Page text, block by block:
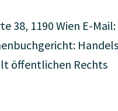
38, 1190 Wien E-Mail:
öffentlichen Rechts